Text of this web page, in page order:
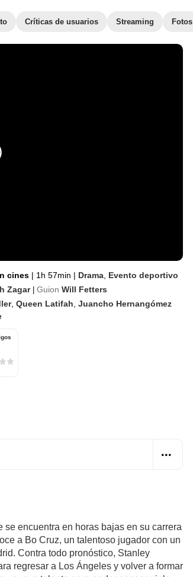
Críticas de usuarios Streaming Fotos
cines | 1h 57min | Drama Evento deportivo
Zagar | Guion Will Fetters
, Queen Latifah Juancho Hernangómez
encuentra en horas bajas en su carrera
a Bo Cruz, un talentoso jugador con un
Contra todo pronóstico, Stanley
regresar a Los Ángeles y volver a formar